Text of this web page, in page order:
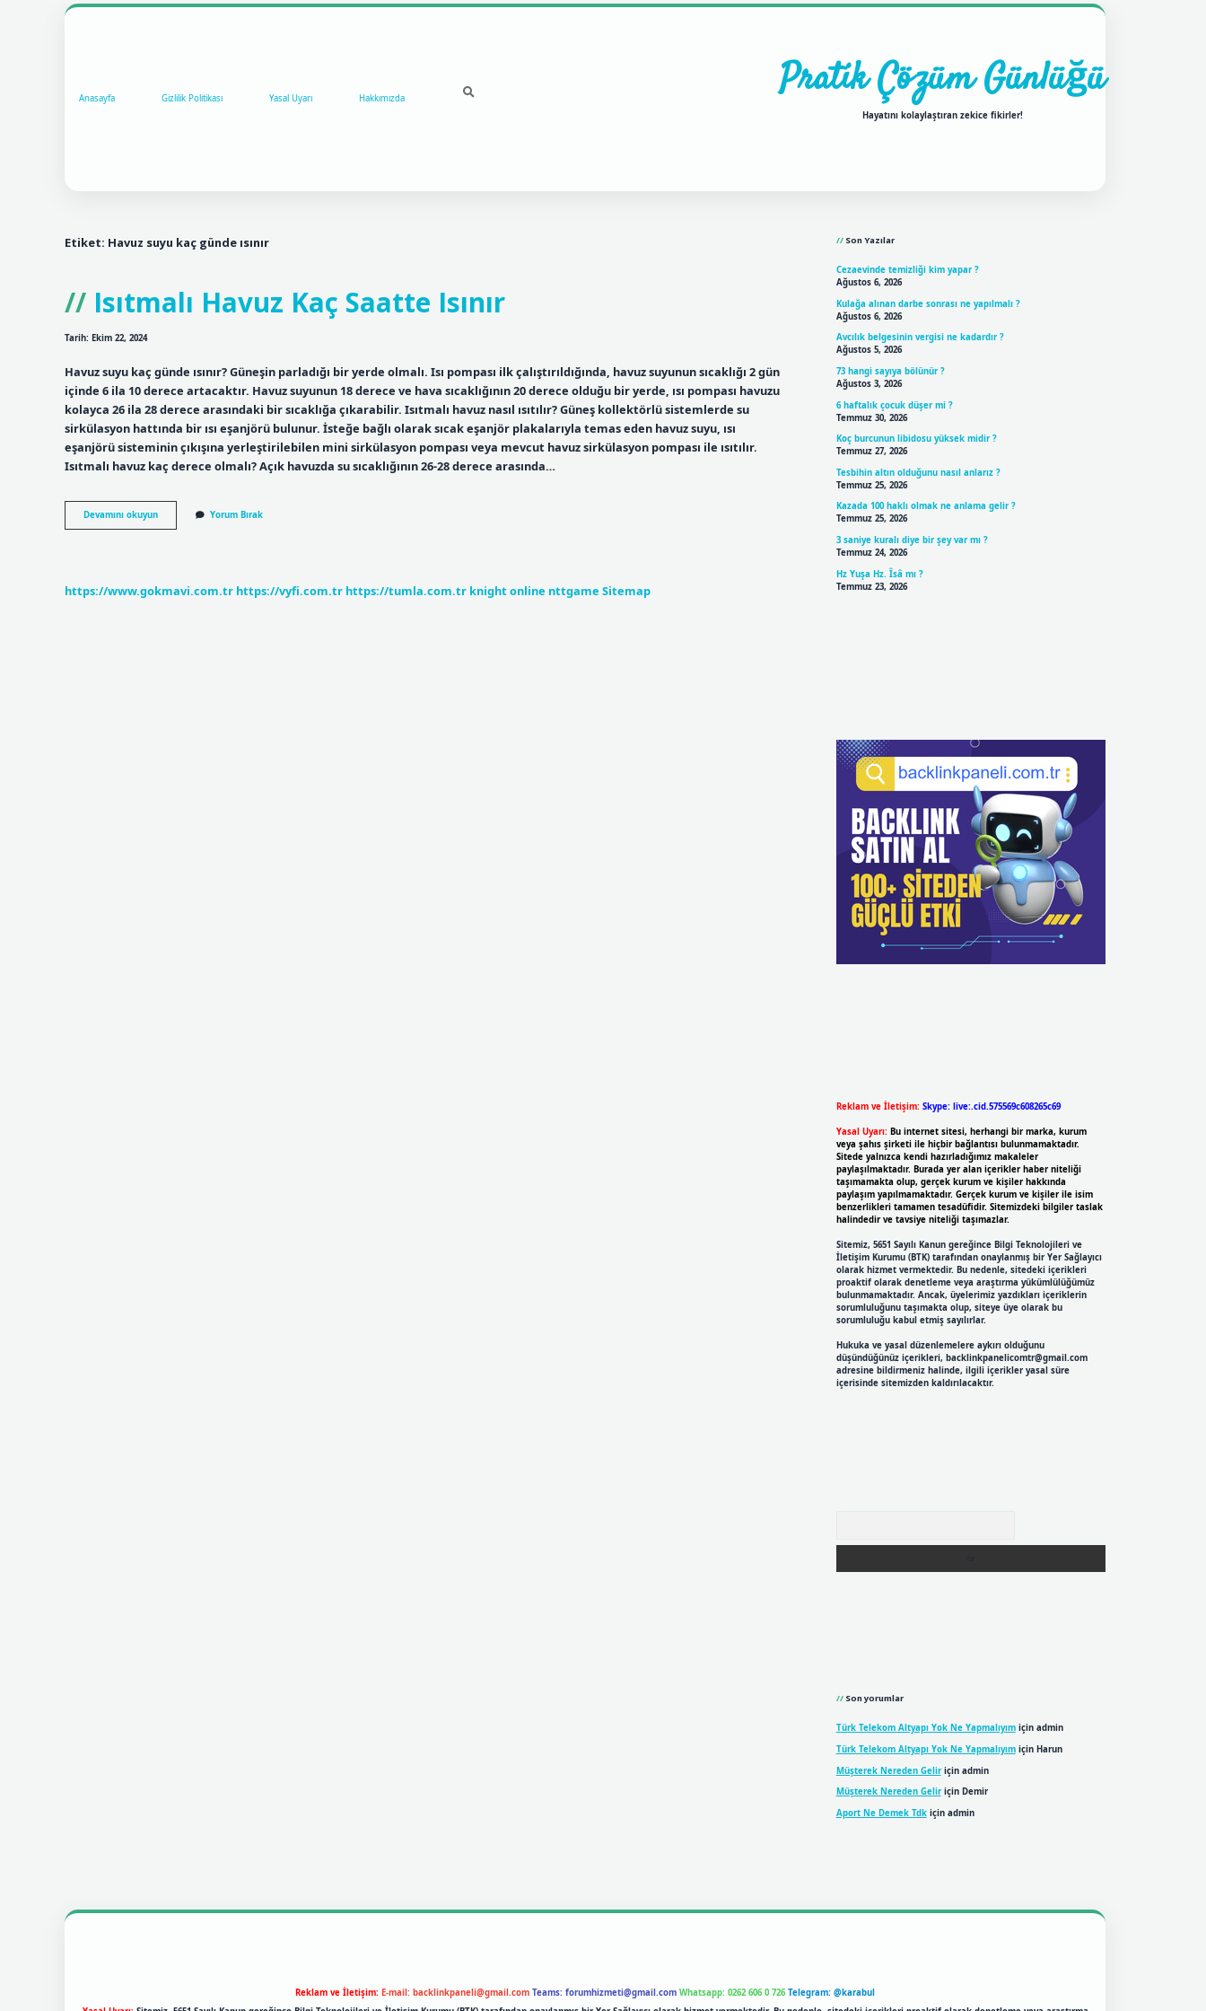
Anasayfa Gizlilik Politikası Yasal Uyarı Hakkımızda Pratik Çözüm Günlüğü
Hayatını kolaylaştıran zekice fikirler!
Etiket: Havuz suyu kaç günde ısınır
Isıtmalı Havuz Kaç Saatte Isınır
Tarih: Ekim 22, 2024
Havuz suyu kaç günde ısınır? Güneşin parladığı bir yerde olmalı. Isı pompası ilk çalıştırıldığında, havuz suyunun sıcaklığı 2 gün
içinde 6 ila 10 derece artacaktır. Havuz suyunun 18 derece ve hava sıcaklığının 20 derece olduğu bir yerde, ısı pompası havuzu
kolayca 26 ila 28 derece arasındaki bir sıcaklığa çıkarabilir. Isıtmalı havuz nasıl ısıtılır? Güneş kollektörlü sistemlerde su
sirkülasyon hattında bir ısı eşanjörü bulunur. İsteğe bağlı olarak sıcak eşanjör plakalarıyla temas eden havuz suyu, ısı
eşanjörü sisteminin çıkışına yerleştirilebilen mini sirkülasyon pompası veya mevcut havuz sirkülasyon pompası ile ısıtılır.
Isıtmalı havuz kaç derece olmalı? Açık havuzda su sıcaklığının 26-28 derece arasında…
Devamını okuyunIsıtmalı
Havuz
Yorum Bırak
https://www.gokmavi.com.tr https://vyfi.com.tr https://tumla.com.tr knight online nttgame Sitemap
Son Yazılar
Cezaevinde temizliği kim yapar ?
Ağustos 6, 2026
Kulağa alınan darbe sonrası ne yapılmalı ?
Ağustos 6, 2026
Avcılık belgesinin vergisi ne kadardır ?
Ağustos 5, 2026
73 hangi sayıya bölünür ?
Ağustos 3, 2026
6 haftalık çocuk düşer mi ?
Temmuz 30, 2026
Koç burcunun libidosu yüksek midir ?
Temmuz 27, 2026
Tesbihin altın olduğunu nasıl anlarız ?
Temmuz 25, 2026
Kazada 100 haklı olmak ne anlama gelir ?
Temmuz 25, 2026
3 saniye kuralı diye bir şey var mı ?
Temmuz 24, 2026
Hz Yuşa Hz. Îsâ mı ?
Temmuz 23, 2026
Reklam ve İletişim: Skype: live:.cid.575569c608265c69
Yasal Uyarı: Bu internet sitesi, herhangi bir marka, kurum
veya şahıs şirketi ile hiçbir bağlantısı bulunmamaktadır.
Sitede yalnızca kendi hazırladığımız makaleler
paylaşılmaktadır. Burada yer alan içerikler haber niteliği
taşımamakta olup, gerçek kurum ve kişiler hakkında
paylaşım yapılmamaktadır. Gerçek kurum ve kişiler ile isim
benzerlikleri tamamen tesadüfidir. Sitemizdeki bilgiler taslak
halindedir ve tavsiye niteliği taşımazlar.
Sitemiz, 5651 Sayılı Kanun gereğince Bilgi Teknolojileri ve
İletişim Kurumu (BTK) tarafından onaylanmış bir Yer Sağlayıcı
olarak hizmet vermektedir. Bu nedenle, sitedeki içerikleri
proaktif olarak denetleme veya araştırma yükümlülüğümüz
bulunmamaktadır. Ancak, üyelerimiz yazdıkları içeriklerin
sorumluluğunu taşımakta olup, siteye üye olarak bu
sorumluluğu kabul etmiş sayılırlar.
Hukuka ve yasal düzenlemelere aykırı olduğunu
düşündüğünüz içerikleri, backlinkpanelicomtr@gmail.com
adresine bildirmeniz halinde, ilgili içerikler yasal süre
içerisinde sitemizden kaldırılacaktır.
Son yorumlar
Türk Telekom Altyapı Yok Ne Yapmalıyımiçin admin
Türk Telekom Altyapı Yok Ne Yapmalıyımiçin Harun
Müşterek Nereden Geliriçin admin
Müşterek Nereden Geliriçin Demir
Aport Ne Demek Tdkiçin admin
Reklam ve İletişim: E-mail: backlinkpaneli@gmail.com Teams: forumhizmeti@gmail.com Whatsapp: 0262 606 0 726 Telegram: @karabul